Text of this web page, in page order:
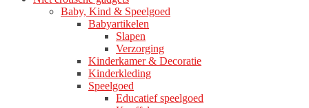
Baby, Kind & Speelgoed
Babyartikelen
Slapen
Verzorging
Kinderkamer & Decoratie
Kinderkleding
Speelgoed
Educatief speelgoed